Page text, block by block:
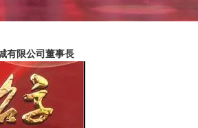
有限公司董事長